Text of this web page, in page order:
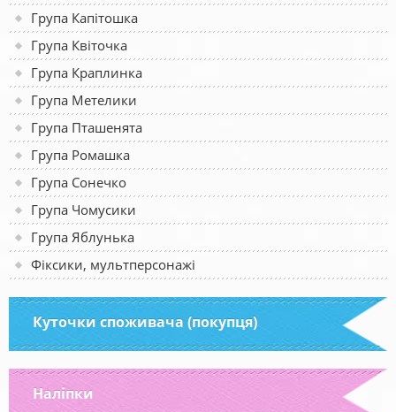
Група Капітошка
Група Квіточка
Група Краплинка
Група Метелики
Група Пташенята
Група Ромашка
Група Сонечко
Група Чомусики
Група Яблунька
Фіксики, мультперсонажі
Куточки споживача (покупця)
Наліпки